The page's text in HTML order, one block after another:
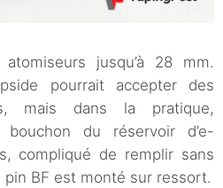
jusqu’à 28 mm.
pourrait accepter des
mais dans la pratique,
bouchon du réservoir d’e-
compliqué de remplir sans
BF est monté sur ressort.